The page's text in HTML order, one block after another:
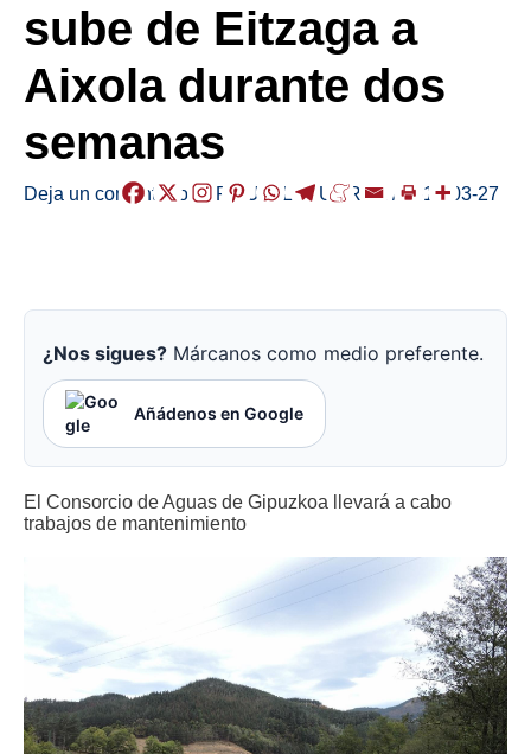
sube de Eitzaga a
Aixola durante dos
semanas
Deja un comentario /ERMUA, LABURRAK /2018-03-27
¿Nos sigues? Márcanos como medio preferente.
Añádenos en Google
El Consorcio de Aguas de Gipuzkoa llevará a cabo
trabajos de mantenimiento